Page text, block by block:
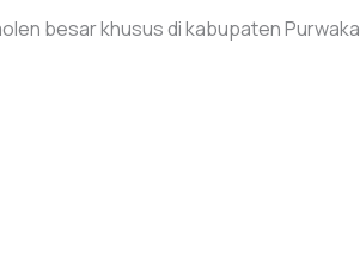
besar khusus di kabupaten